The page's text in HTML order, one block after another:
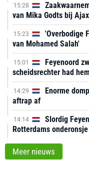
15:28
van Mika Godts bij Ajax
15:23
'Overbodige
van Mohamed Salah'
15:01
Feyenoord
scheidsrechter had
14:29
Enorme
aftrap af
14:14
Slordig
Rotterdams onderonsje
Meer nieuws